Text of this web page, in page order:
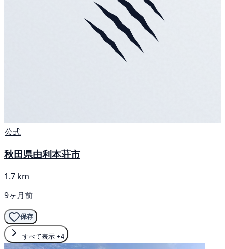
公式
秋田県由利本荘市
1.7 km
9ヶ月前
保存
すべて表示 +4